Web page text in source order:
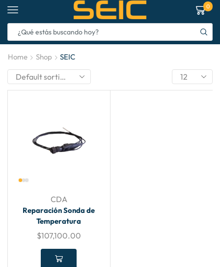
0
Home Shop SEIC
CDA
Reparación Sonda de
Temperatura
$107,100.00